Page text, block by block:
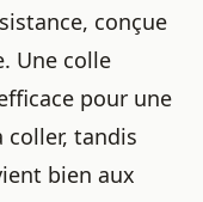
conçue
Une colle
pour une
coller, tandis
bien aux